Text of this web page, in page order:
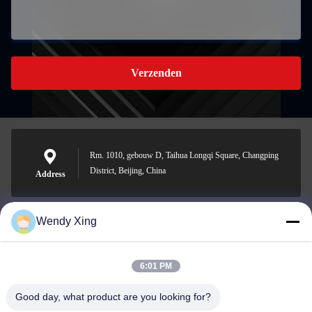
Verzenden
Address
Rm. 1010, gebouw D, Taihua Longqi Square, Changping
District, Beijing, China
jesingd@vip.sina.com
Wendy Xing
6:01 PM
Good day, what product are you looking for?